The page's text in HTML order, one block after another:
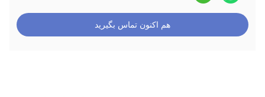
هم اکنون تماس بگیرید